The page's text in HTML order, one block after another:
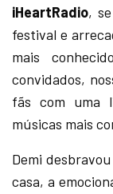
iHeartRadio,
festival e
mais
convidados,
fãs com uma
músicas mais
Demi
casa, a